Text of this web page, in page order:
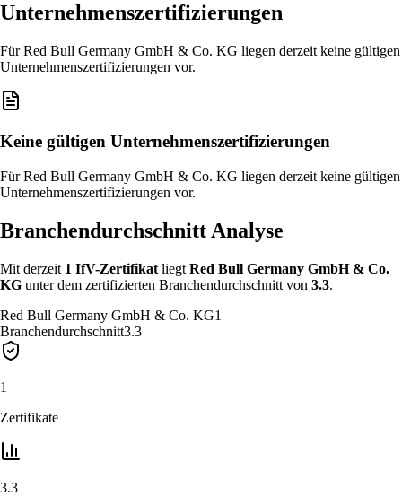
Unternehmenszertifizierungen
Für Red Bull Germany GmbH & Co. KG liegen derzeit keine gültigen
Unternehmenszertifizierungen vor.
Keine gültigen Unternehmenszertifizierungen
Für Red Bull Germany GmbH & Co. KG liegen derzeit keine gültigen
Unternehmenszertifizierungen vor.
Branchendurchschnitt Analyse
Mit derzeit 1 IfV-Zertifikat liegt Red Bull Germany GmbH & Co.
KG unterdem zertifizierten Branchendurchschnitt von 3.3.
Red Bull Germany GmbH & Co. KG1
Branchendurchschnitt3.3
1
Zertifikate
3.3